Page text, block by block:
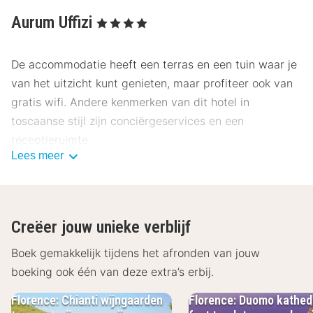
Aurum Uffizi , 4 Sterren
De accommodatie heeft een terras en een tuin waar je
van het uitzicht kunt genieten, maar profiteer ook van
gratis wifi. Andere kenmerken van dit hotel in
toscaanse stijl zijn conciërgeservices en een
receptieruimte.
Deze accommodatie heeft zijn officiële
sterrenclassificatie gekregen van the local rating
authority.
Enkele van de voorzieningen zijn een 24-uurs receptie,
Lees meer
Creëer jouw unieke verblijf
Boek gemakkelijk tijdens het afronden van jouw
boeking ook één van deze extra’s erbij.
Florence: Chianti wijngaarden
Florence: Duomo